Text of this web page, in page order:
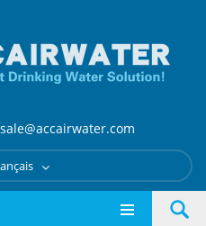
sale@accairwater.com